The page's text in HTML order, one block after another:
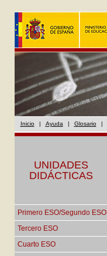
Inicio | Ayuda | Glosario |
UNIDADES
DIDÁCTICAS
Primero ESO/Segundo ESO
Tercero ESO
Cuarto ESO